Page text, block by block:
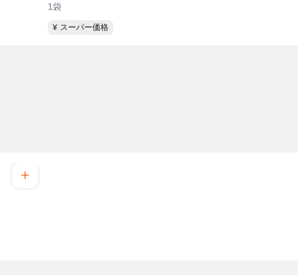
1袋
¥ スーパー価格